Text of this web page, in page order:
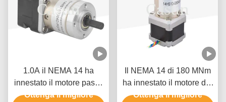
1.0A il NEMA 14 ha
innestato il motore passo
a passo del cambio del
Ottenga il migliore
Il NEMA 14 di 180 MNm
ha innestato il motore del
riduttore dell'ingranaggio
Ottenga il migliore